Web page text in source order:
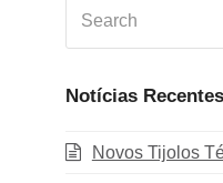
Notícias Recentes
Novos Tijolos